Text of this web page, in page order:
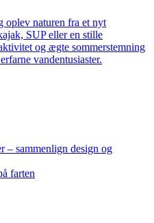
oplev naturen fra et nyt
SUP eller en stille
og ægte sommerstemning
vandentusiaster.
– sammenlign design og
farten